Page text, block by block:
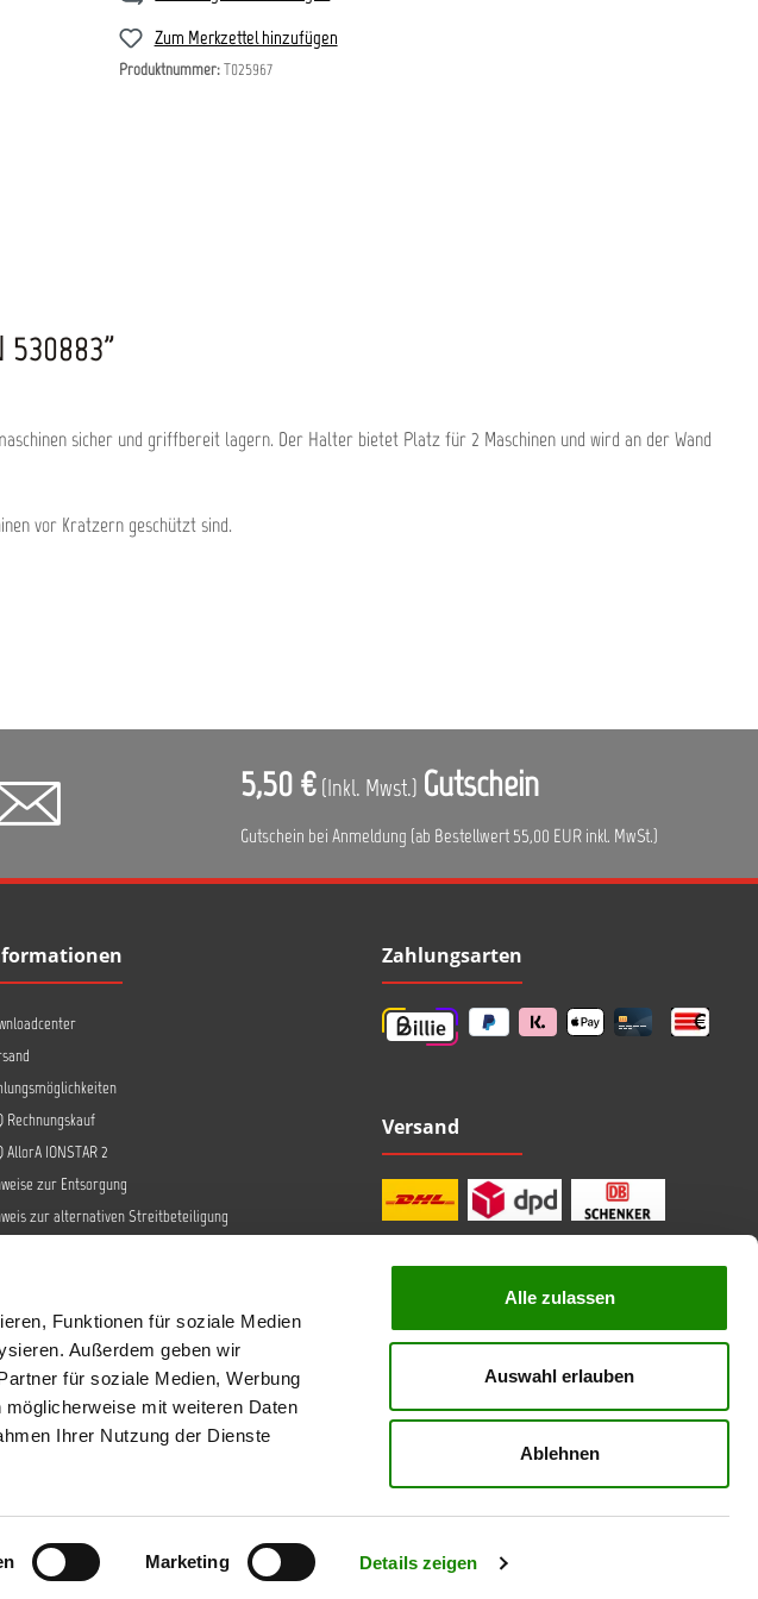
Funktionen für soziale Medien
Außerdem geben wir
für soziale Medien, Werbung
mit weiteren Daten
Ihrer Nutzung der Dienste
Marketing Details zeigen
Alle zulassen
Auswahl erlauben
Ablehnen
Zum Merkzettel hinzufügen
Produktnummer:T025967
530883"
sicher und griffbereit lagern. Der Halter bietet Platz für 2 Maschinen und wird an der Wand
vor Kratzern geschützt sind.
5,50 € (Inkl. Mwst.) Gutschein
Gutschein bei Anmeldung (ab Bestellwert 55,00 EUR inkl. MwSt.)
Rechnungskauf
AllorA IONSTAR 2
zur Entsorgung
zur alternativen Streitbeteiligung
Zahlungsarten
Versand
professionelle Beratung
Top Marken
sichere Bezahlung
kostenlose Rücksendung
Nachnahmegebühren, wenn nicht anders angegeben.